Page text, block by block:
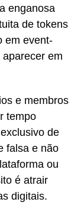
enganosa
de tokens
em event-
em
e membros
tempo
de
falsa e não
ou
é atrair
digitais.